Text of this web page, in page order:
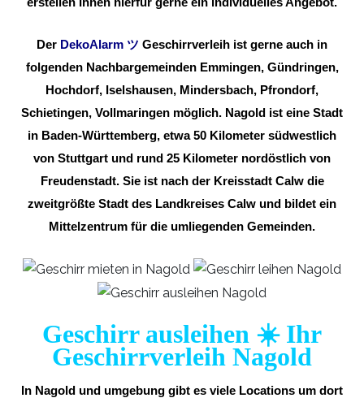
Der DekoAlarm ツ Geschirrverleih ist gerne auch in
folgenden Nachbargemeinden Emmingen, Gündringen,
Hochdorf, Iselshausen, Mindersbach, Pfrondorf,
Schietingen, Vollmaringen möglich. Nagold ist eine Stadt
in Baden-Württemberg, etwa 50 Kilometer südwestlich
von Stuttgart und rund 25 Kilometer nordöstlich von
Freudenstadt. Sie ist nach der Kreisstadt Calw die
zweitgrößte Stadt des Landkreises Calw und bildet ein
Mittelzentrum für die umliegenden Gemeinden.
Geschirr ausleihen ☀️ Ihr
Geschirrverleih Nagold
In Nagold und umgebung gibt es viele Locations um dort